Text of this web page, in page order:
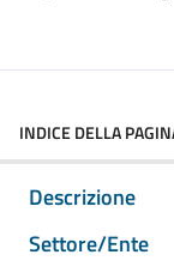
INDICE DELLA
Descrizione
Settore/Ente